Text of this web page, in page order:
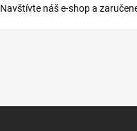
Navštívte náš e-shop a